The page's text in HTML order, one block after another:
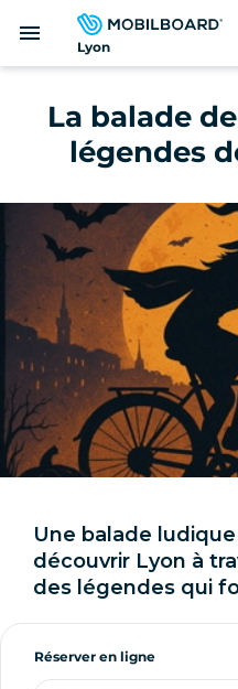
Lyon
menu
La balade
légendes
Une balade
découvrir Lyon à
des légendes qui
Réserver en ligne